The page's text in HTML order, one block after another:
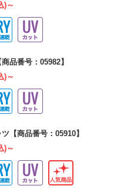
)～
品番号：05982】
)～
【商品番号：05910】
)～